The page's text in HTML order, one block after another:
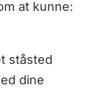
at kunne:
ståsted
dine